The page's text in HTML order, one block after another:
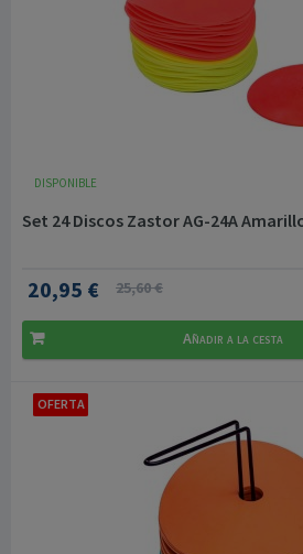
DISPONIBLE
Set 24 Discos Zastor AG-24A
20,95 € 25,60 €
Añadir a la cesta
OFERTA